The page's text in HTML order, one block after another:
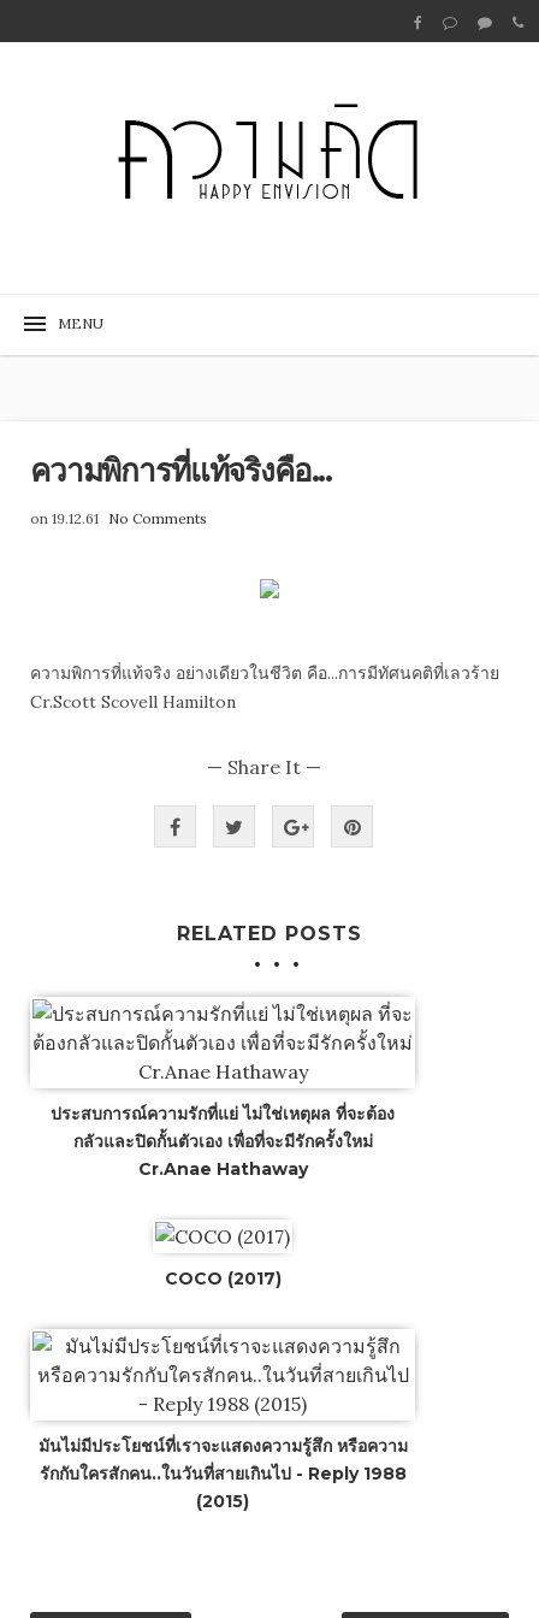
ความพิการที่แท้จริงคือ...
on 19.12.61 No Comments
ความพิการที่แท้จริง อย่างเดียวในชีวิต คือ...การมีทัศนคติที่เลวร้าย
Cr.Scott Scovell Hamilton
— Share It —
RELATED POSTS
ประสบการณ์ความรักที่แย่ ไม่ใช่เหตุผล ที่จะต้อง
กลัวและปิดกั้นตัวเอง เพื่อที่จะมีรักครั้งใหม่
Cr.Anae Hathaway
COCO (2017)
มันไม่มีประโยชน์ที่เราจะแสดงความรู้สึก หรือความ
รักกับใครสักคน..ในวันที่สายเกินไป - Reply 1988
(2015)